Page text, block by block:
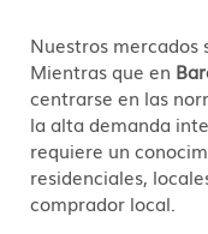
Nuestros mercados
Mientras que en
centrarse en las
la alta demanda
requiere un
residenciales,
comprador local